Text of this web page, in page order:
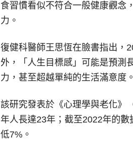
食習慣看似不符合一般健康觀念
力。
復健科醫師王思恆在臉書指出，
外，「人生目標感」可能是預測
力，甚至超越單純的生活滿意度
該研究發表於《心理學與老化》
年人長達23年；截至2022年的
低7%。